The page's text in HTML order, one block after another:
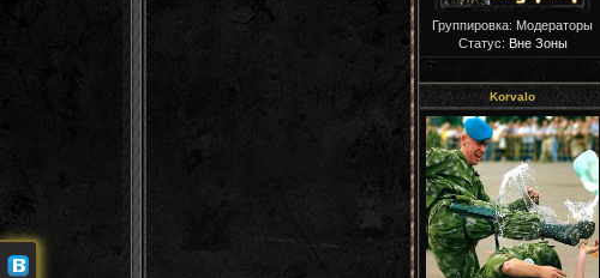
Группировка: Модераторы
Статус: Вне Зоны
Korvalo